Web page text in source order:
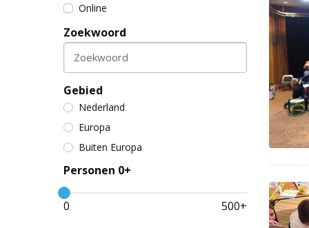
Online
Zoekwoord
Zoekwoord
Gebied
Nederland
Europa
Buiten Europa
Personen 0+
0 500+